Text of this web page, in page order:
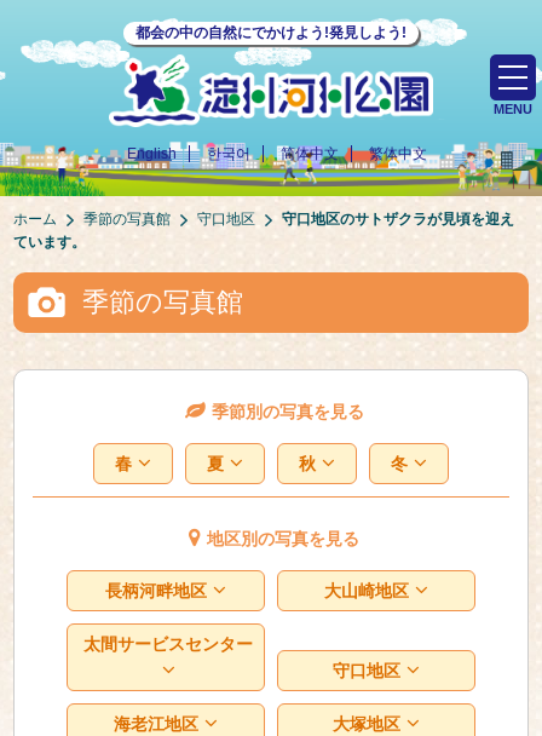
都会の中の自然にでかけよう!発見しよう!
English 한국어 简体中文 繁体中文
MENU
ホーム 季節の写真館 守口地区
守口地区のサトザクラが見頃を迎え
ています。
季節の写真館
季節別の写真を見る
春 夏 秋 冬
地区別の写真を見る
長柄河畔地区 大山崎地区
太間サービスセンター
守口地区
海老江地区 大塚地区